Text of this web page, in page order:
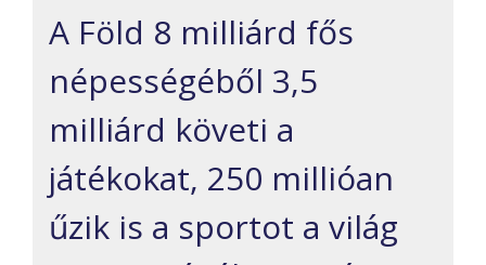
A Föld 8 milliárd fős
népességéből 3,5
milliárd követi a
játékokat, 250 millióan
űzik is a sportot a világ